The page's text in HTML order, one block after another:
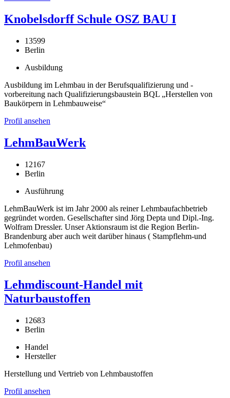
Knobelsdorff Schule OSZ BAU I
13599
Berlin
Ausbildung
Ausbildung im Lehmbau in der Berufsqualifizierung und -
vorbereitung nach Qualifizierungsbaustein BQL „Herstellen von
Baukörpern in Lehmbauweise“
Profil ansehen
LehmBauWerk
12167
Berlin
Ausführung
LehmBauWerk ist im Jahr 2000 als reiner Lehmbaufachbetrieb
gegründet worden. Gesellschafter sind Jörg Depta und Dipl.-Ing.
Wolfram Dressler. Unser Aktionsraum ist die Region Berlin-
Brandenburg aber auch weit darüber hinaus ( Stampflehm-und
Lehmofenbau)
Profil ansehen
Lehmdiscount-Handel mit
Naturbaustoffen
12683
Berlin
Handel
Hersteller
Herstellung und Vertrieb von Lehmbaustoffen
Profil ansehen